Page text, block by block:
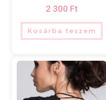
2 300 Ft
Kosárba teszem